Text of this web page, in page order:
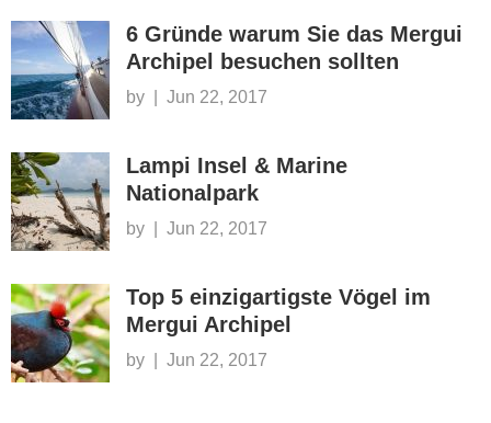
6 Gründe warum Sie das Mergui
Archipel besuchen sollten
by Jun 22, 2017
Lampi Insel & Marine
Nationalpark
by Jun 22, 2017
Top 5 einzigartigste Vögel im
Mergui Archipel
by Jun 22, 2017